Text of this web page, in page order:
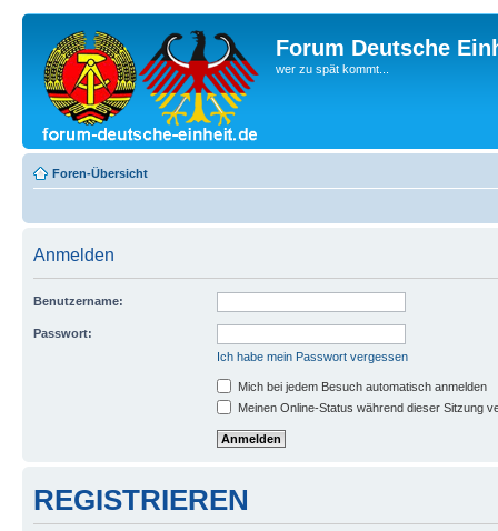
Forum Deutsche
wer zu spät kommt...
Foren-Übersicht
Anmelden
Benutzername:
Passwort:
Ich habe mein Passwort vergessen
Mich bei jedem Besuch automatisch anmelden
Meinen Online-Status während dieser Sitzung
REGISTRIEREN